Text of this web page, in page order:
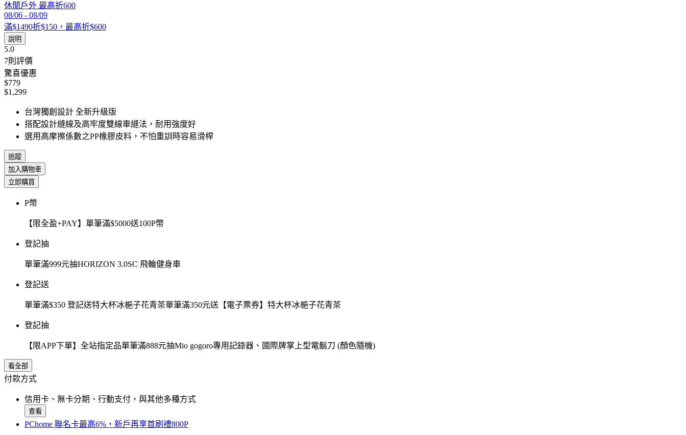
休閒戶外 最高折600
08/06 - 08/09
滿$1490折$150，最高折$600
說明
5.0
7則評價
驚喜優惠
$779
$1,299
台灣獨創設計 全新升級版
搭配設計縫線及高牢度雙線車縫法，耐用強度好
選用高摩擦係數之PP橡膠皮料，不怕重訓時容易滑桿
追蹤
加入購物車
立即購買
P幣
【限全盈+PAY】單筆滿$5000送100P幣
登記抽
單筆滿999元抽HORIZON 3.0SC 飛輪健身車
登記送
單筆滿$350 登記送特大杯冰梔子花青茶單筆滿350元送【電子票券】特大杯冰梔子花青茶
登記抽
【限APP下單】全站指定品單筆滿888元抽Mio gogoro專用記錄器、國際牌掌上型電鬍刀 (顏色隨機)
看全部
付款方式
信用卡、無卡分期、行動支付，與其他多種方式
查看
PChome 聯名卡最高6%，新戶再享首刷禮800P